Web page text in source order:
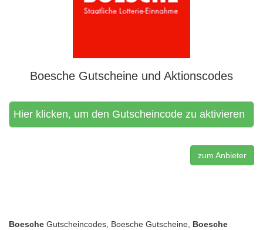
Boesche Gutscheine und Aktionscodes
Hier klicken, um den Gutscheincode zu aktivieren
zum Anbieter
Boesche Gutscheincodes, Boesche Gutscheine, Boesche